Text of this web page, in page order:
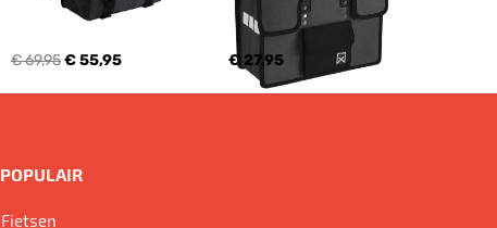
€ 69,95€ 55,95 € 27,95
POPULAIR
Fietsen